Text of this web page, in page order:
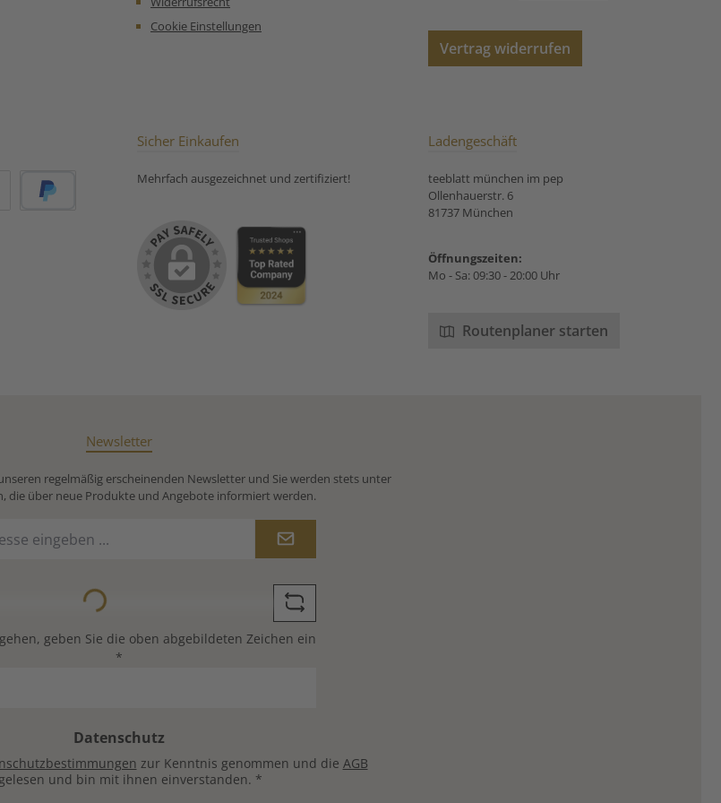
Zubereitungsempfehlung
für Bio Grüner Tee Jasmin:
Cookie Einstellungen
Vertrag widerrufen
Sicher Einkaufen
Mehrfach ausgezeichnet und zertifiziert!
Ladengeschäft
teeblatt münchen im pep
Ollenhauerstr. 6
81737 München
Öffnungszeiten:
Mo - Sa: 09:30 - 20:00 Uhr
Routenplaner starten
Newsletter
regelmäßig erscheinenden Newsletter und Sie werden stets unter
die über neue Produkte und Angebote informiert werden.
Loading...
geben Sie die oben abgebildeten Zeichen ein
*
Datenschutz
zur Kenntnis genommen und die AGB
und bin mit ihnen einverstanden. *